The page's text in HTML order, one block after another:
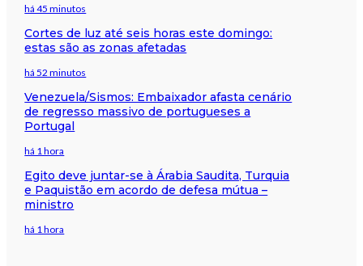
há 45 minutos
Cortes de luz até seis horas este domingo:
estas são as zonas afetadas
há 52 minutos
Venezuela/Sismos: Embaixador afasta cenário
de regresso massivo de portugueses a
Portugal
há 1 hora
Egito deve juntar-se à Árabia Saudita, Turquia
e Paquistão em acordo de defesa mútua –
ministro
há 1 hora